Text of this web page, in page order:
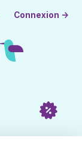
Connexion →